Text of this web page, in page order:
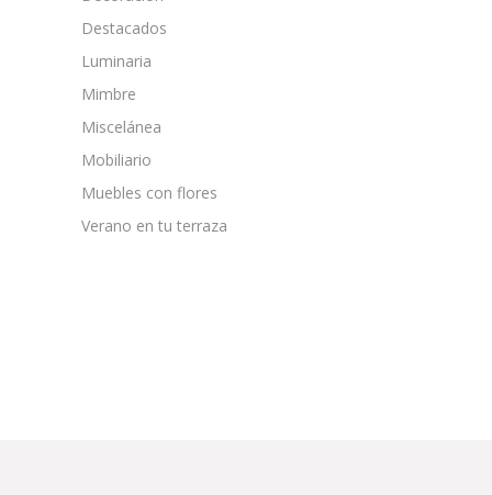
Destacados
Luminaria
Mimbre
Miscelánea
Mobiliario
Muebles con flores
Verano en tu terraza